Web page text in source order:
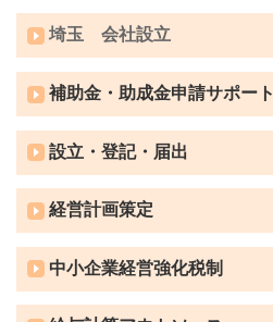
埼玉 会社設立
補助金・助成金申請サポート
設立・登記・届出
経営計画策定
中小企業経営強化税制